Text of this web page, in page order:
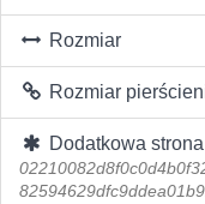
Rozmiar
Rozmiar
Dodatkowa strona